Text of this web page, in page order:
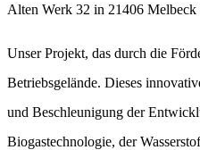
Alten Werk 32 in 21406 Melbeck
Unser Projekt, das durch die
Betriebsgelände. Dieses
und Beschleunigung der
Biogastechnologie, der